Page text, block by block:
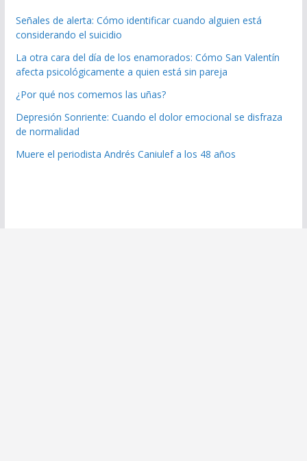
Señales de alerta: Cómo identificar cuando alguien está
considerando el suicidio
La otra cara del día de los enamorados: Cómo San Valentín
afecta psicológicamente a quien está sin pareja
¿Por qué nos comemos las uñas?
Depresión Sonriente: Cuando el dolor emocional se disfraza
de normalidad
Muere el periodista Andrés Caniulef a los 48 años